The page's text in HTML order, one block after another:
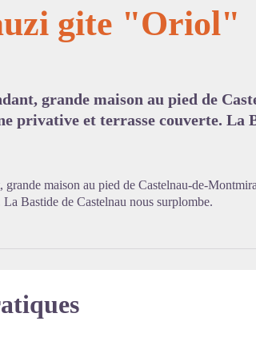
gite "Oriol"
grande maison au pied de
privative et terrasse couverte. La
grande maison au pied de Castelnau-de-
La Bastide de Castelnau nous surplombe.